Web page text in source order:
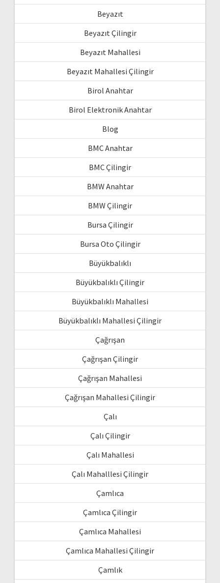
Beyazıt
Beyazıt Çilingir
Beyazıt Mahallesi
Beyazıt Mahallesi Çilingir
Birol Anahtar
Birol Elektronik Anahtar
Blog
BMC Anahtar
BMC Çilingir
BMW Anahtar
BMW Çilingir
Bursa Çilingir
Bursa Oto Çilingir
Büyükbalıklı
Büyükbalıklı Çilingir
Büyükbalıklı Mahallesi
Büyükbalıklı Mahallesi Çilingir
Çağrışan
Çağrışan Çilingir
Çağrışan Mahallesi
Çağrışan Mahallesi Çilingir
Çalı
Çalı Çilingir
Çalı Mahallesi
Çalı Mahalllesi Çilingir
Çamlıca
Çamlıca Çilingir
Çamlıca Mahallesi
Çamlıca Mahallesi Çilingir
Çamlık